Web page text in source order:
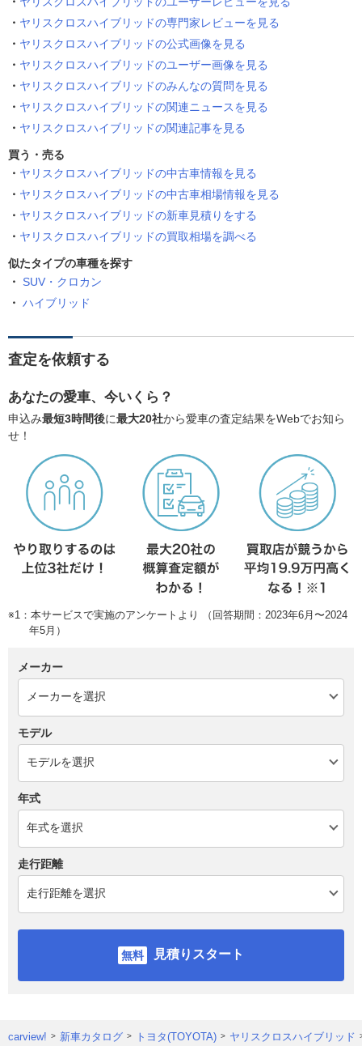
ヤリスクロスハイブリッドの専門家レビューを見る
ヤリスクロスハイブリッドの公式画像を見る
ヤリスクロスハイブリッドのユーザー画像を見る
ヤリスクロスハイブリッドのみんなの質問を見る
ヤリスクロスハイブリッドの関連ニュースを見る
ヤリスクロスハイブリッドの関連記事を見る
買う・売る
ヤリスクロスハイブリッドの中古車情報を見る
ヤリスクロスハイブリッドの中古車相場情報を見る
ヤリスクロスハイブリッドの新車見積りをする
ヤリスクロスハイブリッドの買取相場を調べる
似たタイプの車種を探す
SUV・クロカン
ハイブリッド
査定を依頼する
あなたの愛車、今いくら？
申込み最短3時間後に最大20社から愛車の査定結果をWebでお知ら
せ！
※1：本サービスで実施のアンケートより （回答期間：2023年6月〜2024
年5月）
メーカー
モデル
年式
走行距離
見積りスタート
carview! 新車カタログ トヨタ(TOYOTA) ヤリスクロスハイブリッド